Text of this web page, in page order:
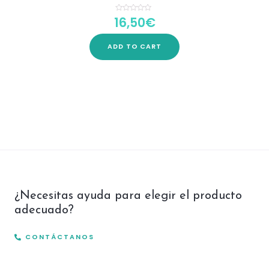
Rated
5
16,50€
ADD TO CART
¿Necesitas ayuda para elegir el producto
adecuado?
CONTÁCTANOS